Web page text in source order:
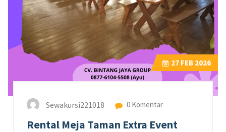
27 FEB 2026
Sewakursi221018 0 Komentar
Rental Meja Taman Extra Event